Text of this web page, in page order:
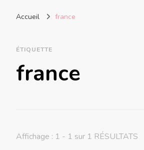
Accueil france
ÉTIQUETTE
france
Affichage : 1 - 1 sur 1 RÉSULTATS